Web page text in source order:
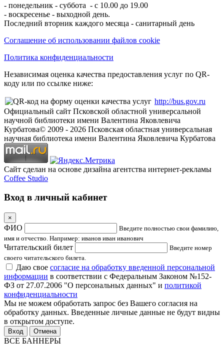
- понедельник - суббота - с 10.00 до 19.00
- воскресенье - выходной день.
Последний вторник каждого месяца - санитарный день
Соглашение об использовании файлов cookie
Политика конфиденциальности
Независимая оценка качества предоставления услуг по QR-
коду или по ссылке ниже:
http://bus.gov.ru
Официальный сайт Псковской областной универсальной
научной библиотеки имени Валентина Яковлевича
Курбатова© 2009 - 2026 Псковская областная универсальная
научная библиотека имени Валентина Яковлевича Курбатова
Сайт сделан на основе дизайна агентства интернет-рекламы
Coffee Studio
Вход в личный кабинет
×
ФИО
Введите полностью свои фамилию,
имя и отчество. Например: иванов иван иванович
Читательский билет
Введите номер
своего читательского билета.
Даю свое согласие на обработку введенной персональной
информации в соответствии с Федеральным Законом №152-
ФЗ от 27.07.2006 "О персональных данных" и политикой
конфиденциальности
Мы не можем обработать запрос без Вашего согласия на
обработку данных. Введенные личные данные не будут видны
в открытом доступе.
Отмена
ВСЕ БАННЕРЫ